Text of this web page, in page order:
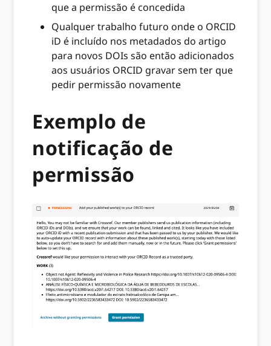
que a permissão é concedida
Qualquer trabalho futuro onde o ORCID
iD é incluído nos metadados do artigo
para novos DOIs são então adicionados
aos usuários ORCID gravar sem ter que
pedir permissão novamente
Exemplo de
notificação de
permissão